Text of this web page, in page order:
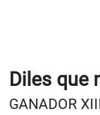
Diles que
GANADOR